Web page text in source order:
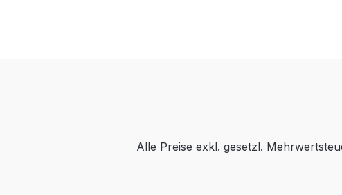
Alle Preise exkl. gesetzl.